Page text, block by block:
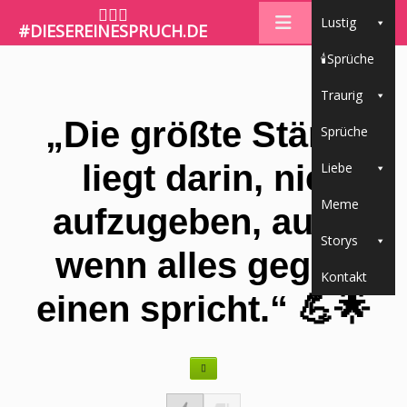
🤷🏼‍♀️
#DIESEREINESPRUCH.DE Lustig
🕯Sprüche
Traurig
Sprüche
Liebe
Meme
Storys
Kontakt
„Die größte Stärke
liegt darin, nie
aufzugeben, auch
wenn alles gegen
einen spricht.“ 💪🌟